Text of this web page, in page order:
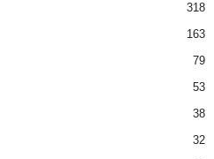
318
163
79
53
38
32